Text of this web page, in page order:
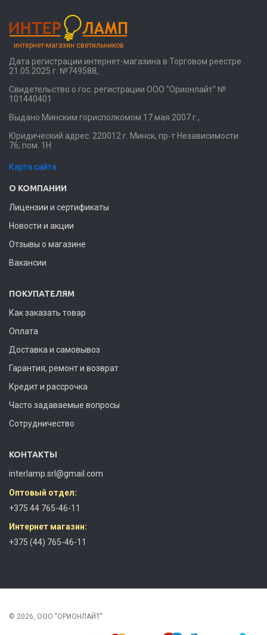
интернет-магазин светильников
Дата регистрации интернет-магазина в Торговом реестре
21.05.2025 г. №749588,
Свидетельство о гос. регистрации ООО "Орионлайт" №
101440401
Выдано Минским горисполкомом 17 мая 2007 г.,
Юридический адрес: 220012 г. Минск, пр-т Независимости
76, пом. 1Н
Карта сайта
О КОМПАНИИ
Лицензии и сертификаты
Новости и акции
Отзывы о магазине
Вакансии
ПОКУПАТЕЛЯМ
Как заказать товар
Оплата
Доставка и самовывоз
Гарантия, ремонт и возврат
Кредит и рассрочка
Часто задаваемые вопросы
Сотрудничество
КОНТАКТЫ
interlamp.srl@gmail.com
Оптовый отдел:
+375 44 765-46-11
Интернет магазин:
+375 (44) 765-46-11
© 2026, ООО "ОРИОНЛАЙТ"